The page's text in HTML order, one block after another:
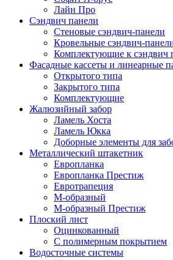
Лайн Про
Сэндвич панели
Стеновые сэндвич-панели
Кровельные сэндвич-
Комплектующие к сэндвич
Фасадные кассеты и линеарные
Открытого типа
Закрытого типа
Комплектующие
Жалюзийный забор
Ламель Хоста
Ламель Юкка
Доборные элементы для
Металлический штакетник
Европланка
Европланка Престиж
Евротрапеция
М-образный
М-образный Престиж
Плоский лист
Оцинкованный
С полимерным покрытием
Водосточные системы